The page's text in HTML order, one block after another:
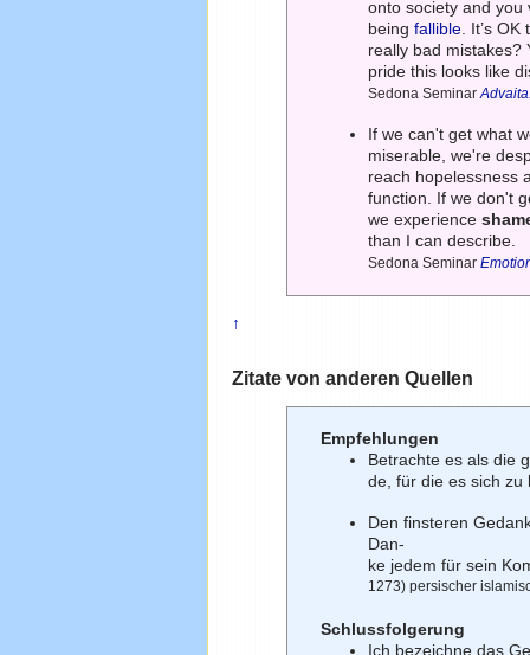
onto society and you
beingfallible . It’s
really bad mistakes?
pride this looks like
Sedona Seminar
If we can't get what
miserable, we're
reach hopelessness
function. If we don't
we experience
than I can describe.
Sedona Seminar
↑
Zitate von anderen Quellen
Empfehlungen
Betrachte es als die
de, für die es sich
Den finsteren
Dan-
ke jedem für sein
1273) persischer
Schlussfolgerung
Ich bezeichne das